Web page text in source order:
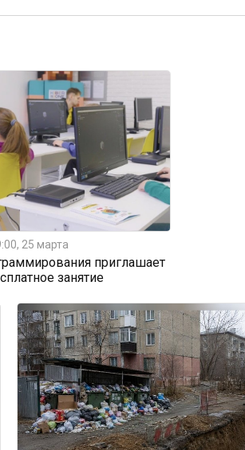
25 марта
приглашает
занятие